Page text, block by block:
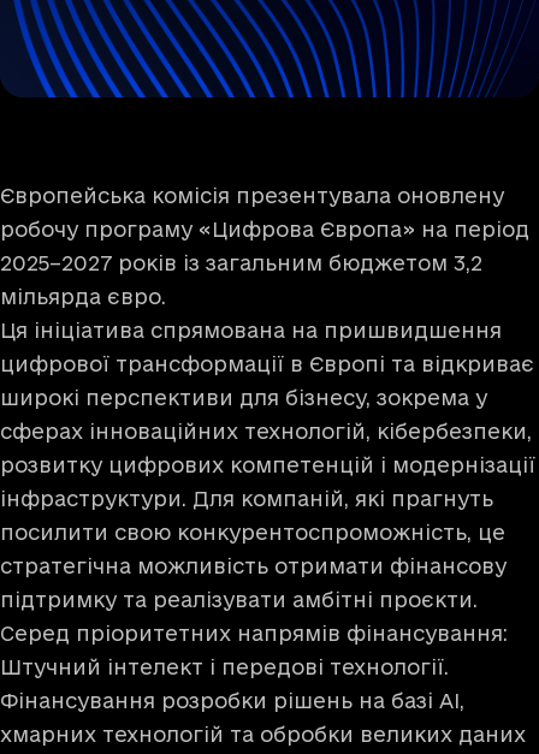
Європейська комісія презентувала оновлену
робочу програму «Цифрова Європа» на період
2025–2027 років із загальним бюджетом 3,2
мільярда євро.
Ця ініціатива спрямована на пришвидшення
цифрової трансформації в Європі та відкриває
широкі перспективи для бізнесу, зокрема у
сферах інноваційних технологій, кібербезпеки,
розвитку цифрових компетенцій і модернізації
інфраструктури. Для компаній, які прагнуть
посилити свою конкурентоспроможність, це
стратегічна можливість отримати фінансову
підтримку та реалізувати амбітні проєкти.
Серед пріоритетних напрямів фінансування:
Штучний інтелект і передові технології.
Фінансування розробки рішень на базі AI,
хмарних технологій та обробки великих даних